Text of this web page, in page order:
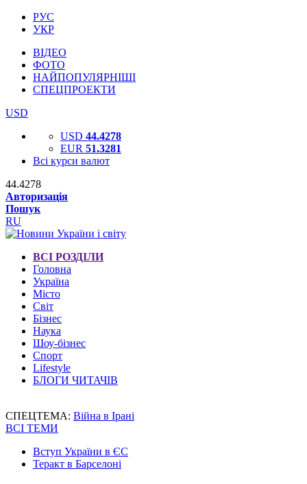
РУС
УКР
ВІДЕО
ФОТО
НАЙПОПУЛЯРНІШІ
СПЕЦПРОЕКТИ
USD
USD 44.4278
EUR 51.3281
Всі курси валют
44.4278
Авторизація
Пошук
RU
ВСІ РОЗДІЛИ
Головна
Україна
Місто
Світ
Бізнес
Наука
Шоу-бізнес
Спорт
Lifestyle
БЛОГИ ЧИТАЧІВ
СПЕЦТЕМА: Війна в Ірані
ВСІ ТЕМИ
Вступ України в ЄС
Теракт в Барселоні